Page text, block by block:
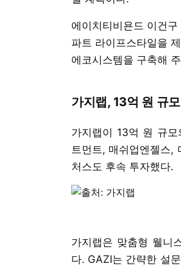
에이치티비욘드 이건
파트 라이프스타일을
에코시스템을 구축해
가지랩, 13억 원 규
가지랩이 13억 원 규
트먼트, 매쉬업엔젤스,
처스도 후속 투자했다.
가지랩은 맞춤형 웰니
다. GAZI는 간략한 설